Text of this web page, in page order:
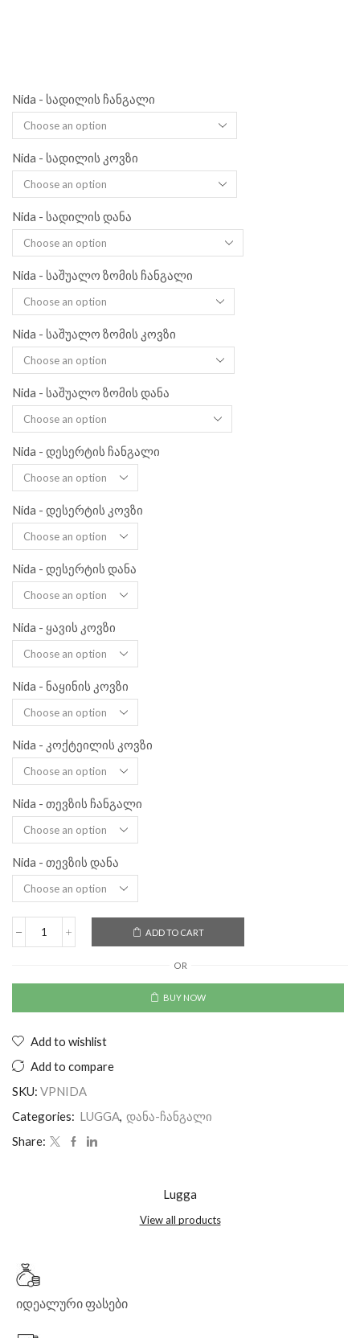
Nida - სადილის ჩანგალი
Nida - სადილის კოვზი
Nida - სადილის დანა
Nida - საშუალო ზომის ჩანგალი
Nida - საშუალო ზომის კოვზი
Nida - საშუალო ზომის დანა
Nida - დესერტის ჩანგალი
Nida - დესერტის კოვზი
Nida - დესერტის დანა
Nida - ყავის კოვზი
Nida - ნაყინის კოვზი
Nida - კოქტეილის კოვზი
Nida - თევზის ჩანგალი
Nida - თევზის დანა
ADD TO CART
OR
BUY NOW
Add to wishlist
Add to compare
SKU: VPNIDA
Categories: LUGGA, დანა-ჩანგალი
Share:
Lugga
View all products
იდეალური ფასები